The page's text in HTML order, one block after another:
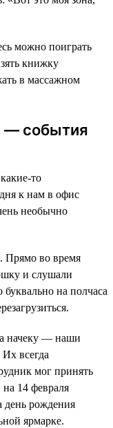
можно поиграть
книжку
в массажном
— события
то
к нам в офис
необычно
Прямо во время
и слушали
на полчаса
начеку — наши
всегда
мог принять
14 февраля
день рождения
ярмарке.